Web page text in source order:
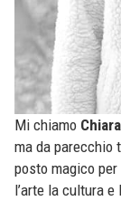
Mi chiamo
ma da parecchio
posto magico
l’arte la cultura